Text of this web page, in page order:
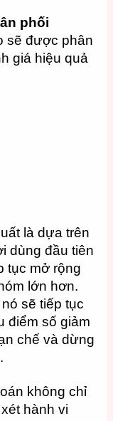
phối
sẽ được phân
giá hiệu quả
là dựa trên
dùng đầu tiên
tục mở rộng
lớn hơn.
sẽ tiếp tục
điểm số giảm
chế và dừng
không chỉ
hành vi